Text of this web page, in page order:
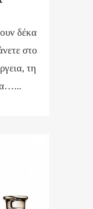
δέκα
στο
τη